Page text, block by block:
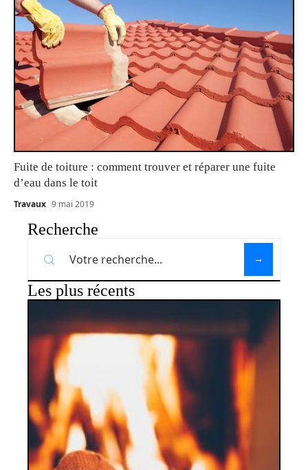
Fuite de toiture : comment trouver et réparer une fuite
d’eau dans le toit
Travaux 9 mai 2019
Recherche
Les plus récents